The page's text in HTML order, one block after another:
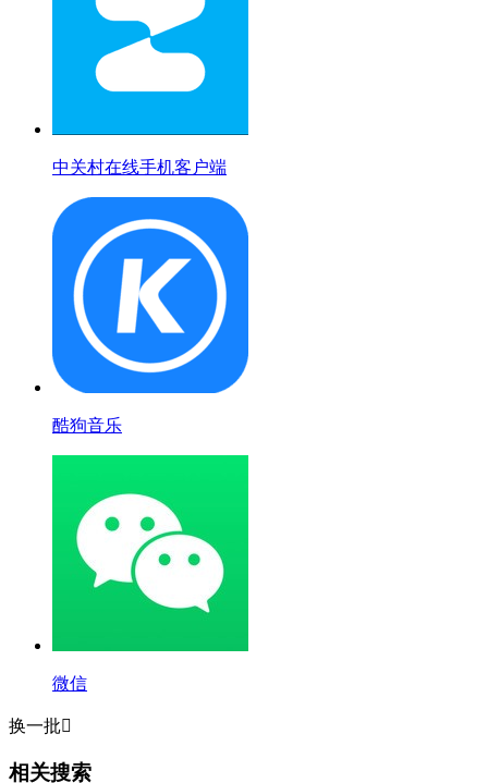
中关村在线手机客户端
酷狗音乐
微信
换一批
相关搜索